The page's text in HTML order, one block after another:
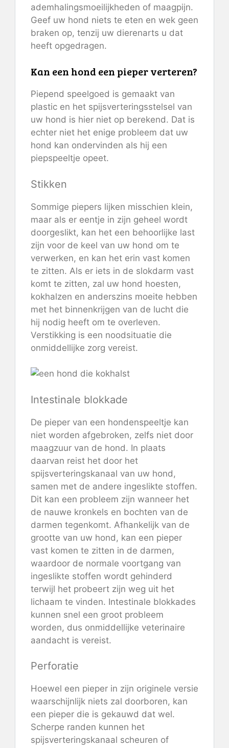
ademhalingsmoeilijkheden of maagpijn.
Geef uw hond niets te eten en wek geen
braken op, tenzij uw dierenarts u dat
heeft opgedragen.
Kan een hond een pieper verteren?
Piepend speelgoed is gemaakt van
plastic en het spijsverteringsstelsel van
uw hond is hier niet op berekend. Dat is
echter niet het enige probleem dat uw
hond kan ondervinden als hij een
piepspeeltje opeet.
Stikken
Sommige piepers lijken misschien klein,
maar als er eentje in zijn geheel wordt
doorgeslikt, kan het een behoorlijke last
zijn voor de keel van uw hond om te
verwerken, en kan het erin vast komen
te zitten. Als er iets in de slokdarm vast
komt te zitten, zal uw hond hoesten,
kokhalzen en anderszins moeite hebben
met het binnenkrijgen van de lucht die
hij nodig heeft om te overleven.
Verstikking is een noodsituatie die
onmiddellijke zorg vereist.
Intestinale blokkade
De pieper van een hondenspeeltje kan
niet worden afgebroken, zelfs niet door
maagzuur van de hond. In plaats
daarvan reist het door het
spijsverteringskanaal van uw hond,
samen met de andere ingeslikte stoffen.
Dit kan een probleem zijn wanneer het
de nauwe kronkels en bochten van de
darmen tegenkomt. Afhankelijk van de
grootte van uw hond, kan een pieper
vast komen te zitten in de darmen,
waardoor de normale voortgang van
ingeslikte stoffen wordt gehinderd
terwijl het probeert zijn weg uit het
lichaam te vinden. Intestinale blokkades
kunnen snel een groot probleem
worden, dus onmiddellijke veterinaire
aandacht is vereist.
Perforatie
Hoewel een pieper in zijn originele versie
waarschijnlijk niets zal doorboren, kan
een pieper die is gekauwd dat wel.
Scherpe randen kunnen het
spijsverteringskanaal scheuren of